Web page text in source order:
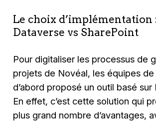
Le choix d’implémentation
Dataverse vs SharePoint
Pour digitaliser les processus de
projets de Novéal, les équipes de
d’abord proposé un outil basé sur
En effet, c’est cette solution qui
plus grand nombre d’avantages,